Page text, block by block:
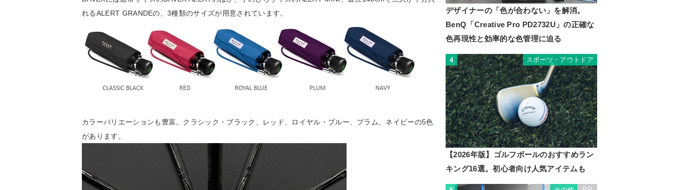
れるALERT GRANDEの、3種類のサイズが用意されています。
カラーバリエーションも豊富。クラシック・ブラック、レッド、ロイヤル・ブルー、プラム、ネイビーの5色
があります。
デザイナーの「色が合わない」を解消。
BenQ「Creative Pro PD2732U」の正確な
色再現性と効率的な色管理に迫る
4 スポーツ・アウトドア
【2026年版】ゴルフボールのおすすめラン
キング16選。初心者向け人気アイテムも